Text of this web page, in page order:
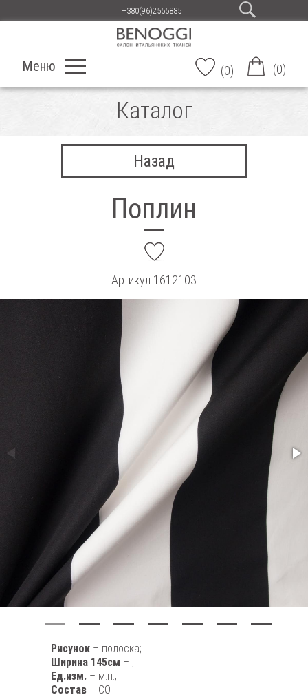
+380(96)2555885
Меню (0) (0)
Каталог
Назад
Поплин
Артикул 1612103
Рисунок – полоска;
Ширина 145см – ;
Ед.изм. – м.п.;
Состав – CO